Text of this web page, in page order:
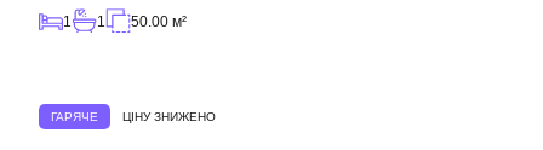
1 1 50.00 м²
ГАРЯЧЕ ЦІНУ ЗНИЖЕНО